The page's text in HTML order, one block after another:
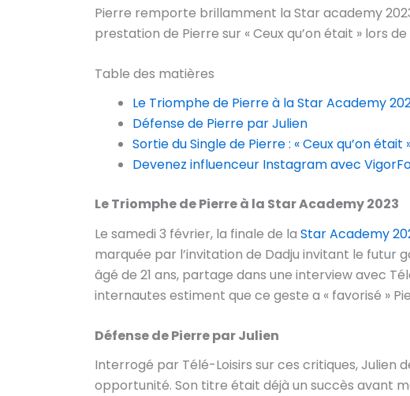
Pierre remporte brillamment la Star academy
prestation de Pierre sur « Ceux qu’on était » lors
Table des matières
Le Triomphe de Pierre à la Star Academy
Défense de Pierre par Julien
Sortie du Single de Pierre : « Ceux qu’on était
Devenez influenceur Instagram avec
Le Triomphe de Pierre à la Star Academy 2023
Le samedi 3 février, la finale de la Star Academy
marquée par l’invitation de Dadju invitant le futur
âgé de 21 ans, partage dans une interview avec
internautes estiment que ce geste a « favorisé »
Défense de Pierre par Julien
Interrogé par Télé-Loisirs sur ces critiques, Julien
opportunité. Son titre était déjà un succès avant